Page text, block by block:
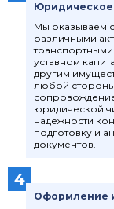
Мы оказываем
различными
уставном
другим
любой
юридической
надежности
подготовку и
документов.
4
Оформление